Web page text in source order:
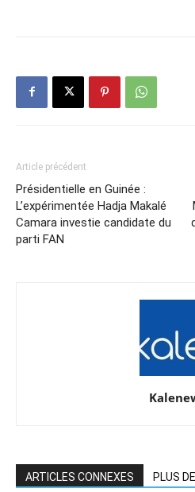
Article précédent
Présidentielle en Guinée :
L’expérimentée Hadja Makalé
Camara investie candidate du
parti FAN
ARTICLES CONNEXES PLUS